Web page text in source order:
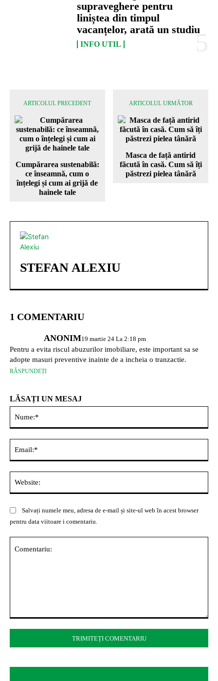
supraveghere pentru
liniștea din timpul
vacanțelor, arată un studiu
INFO UTIL
ARTICOLUL PRECEDENT
Cumpărarea sustenabilă:
ce înseamnă, cum o
înțelegi și cum ai grijă de
hainele tale
ARTICOLUL URMĂTOR
Masca de față antirid
făcută în casă. Cum să îți
păstrezi pielea tânără
STEFAN ALEXIU
1 COMENTARIU
ANONIM19 martie 24 La 2:18 pm
Pentru a evita riscul abuzurilor imobiliare, este important sa se
adopte masuri preventive inainte de a incheia o tranzactie.
RĂSPUNDEȚI
LĂSAȚI UN MESAJ
Salvați numele meu, adresa de e-mail și site-ul web în acest browser
pentru data viitoare i comentariu.